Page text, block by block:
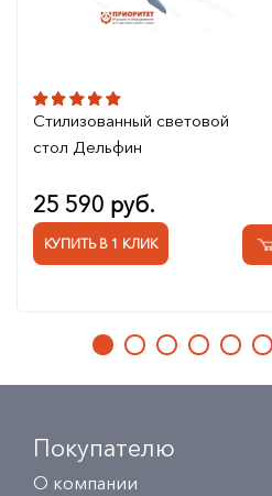
Стилизованный световой
стол Дельфин
25 590 руб.
КУПИТЬ В 1 КЛИК
Покупателю
О компании